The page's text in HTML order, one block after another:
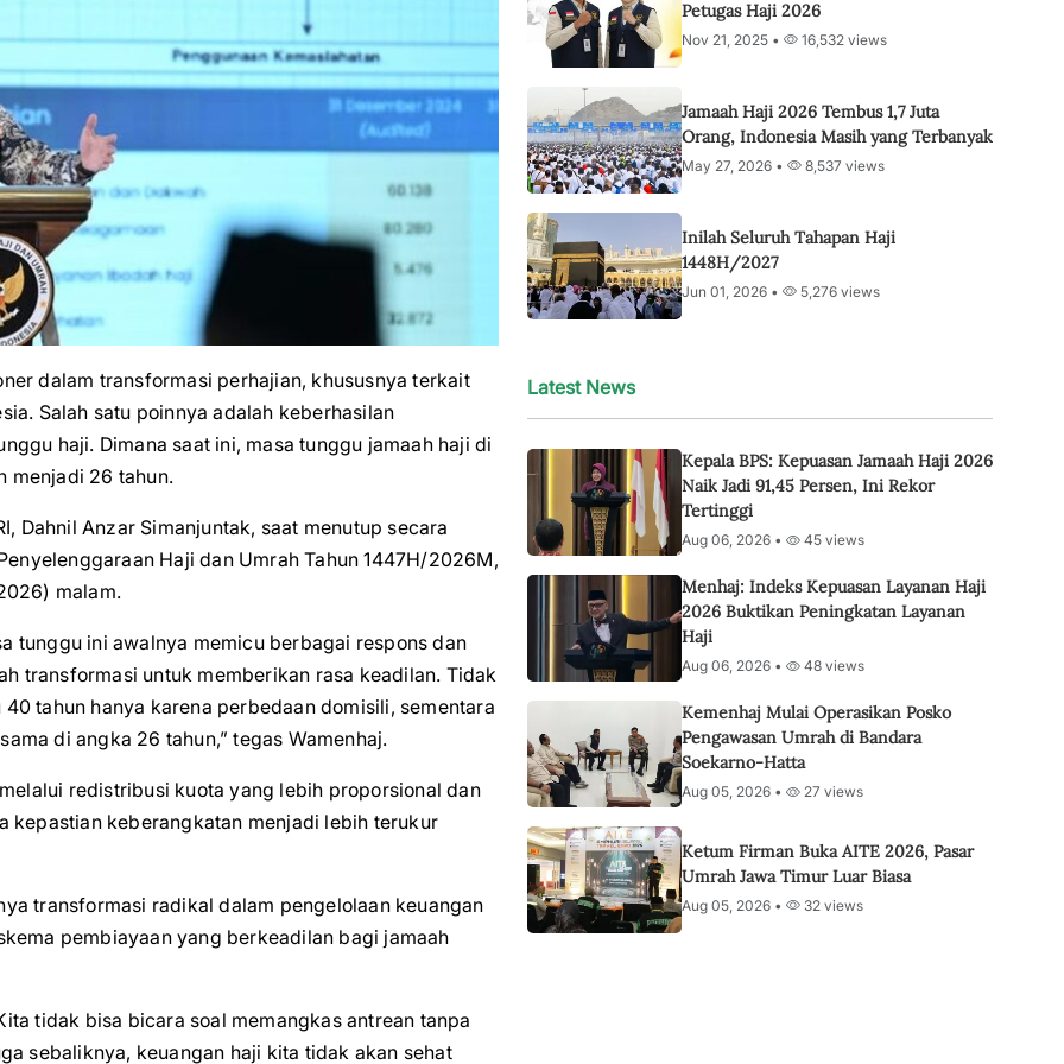
dalam transformasi perhajian, khususnya terkait
Salah satu poinnya adalah keberhasilan
haji. Dimana saat ini, masa tunggu jamaah haji di
menjadi 26 tahun.
Dahnil Anzar Simanjuntak, saat menutup secara
Haji dan Umrah Tahun 1447H/2026M,
malam.
tunggu ini awalnya memicu berbagai respons dan
transformasi untuk memberikan rasa keadilan. Tidak
tahun hanya karena perbedaan domisili, sementara
di angka 26 tahun,” tegas Wamenhaj.
redistribusi kuota yang lebih proporsional dan
kepastian keberangkatan menjadi lebih terukur
transformasi radikal dalam pengelolaan keuangan
pembiayaan yang berkeadilan bagi jamaah
tidak bisa bicara soal memangkas antrean tanpa
sebaliknya, keuangan haji kita tidak akan sehat
Petugas Haji 2026
Nov 21, 2025 • 16,532 views
Jamaah Haji 2026 Tembus 1,7 Juta
Orang, Indonesia Masih yang Terbanyak
May 27, 2026 • 8,537 views
Inilah Seluruh Tahapan Haji
1448H/2027
Jun 01, 2026 • 5,276 views
Latest News
Kepala BPS: Kepuasan Jamaah Haji 2026
Naik Jadi 91,45 Persen, Ini Rekor
Tertinggi
Aug 06, 2026 • 45 views
Menhaj: Indeks Kepuasan Layanan Haji
2026 Buktikan Peningkatan Layanan
Haji
Aug 06, 2026 • 48 views
Kemenhaj Mulai Operasikan Posko
Pengawasan Umrah di Bandara
Soekarno-Hatta
Aug 05, 2026 • 27 views
Ketum Firman Buka AITE 2026, Pasar
Umrah Jawa Timur Luar Biasa
Aug 05, 2026 • 32 views